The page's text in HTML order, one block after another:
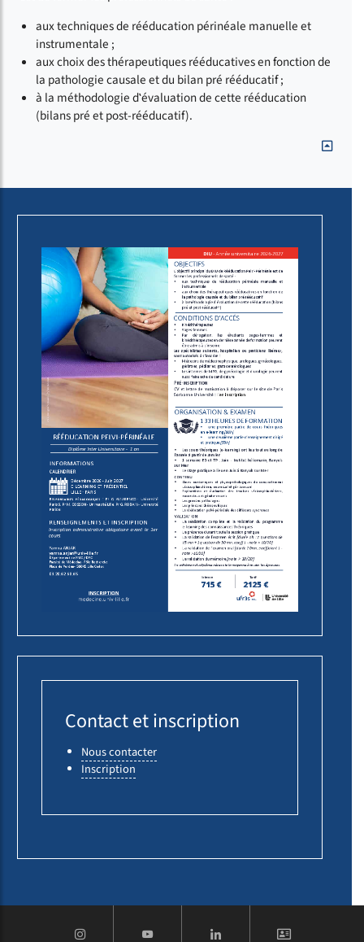
aux techniques de rééducation périnéale manuelle et
instrumentale ;
aux choix des thérapeutiques rééducatives en fonction de
la pathologie causale et du bilan pré rééducatif ;
à la méthodologie d‛évaluation de cette rééducation
(bilans pré et post-rééducatif).
Contact et inscription
Nous contacter
Inscription